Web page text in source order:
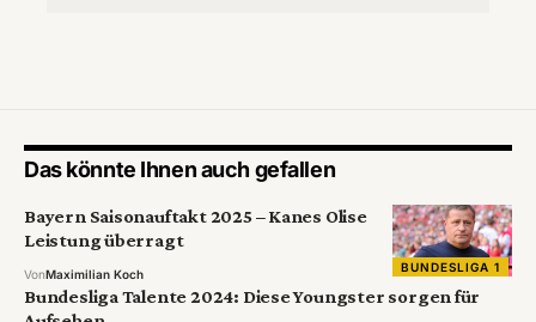
Das könnte Ihnen auch gefallen
BUNDESLIGA 1
Bayern Saisonauftakt 2025 – Kanes Olise
Leistung überragt
VonMaximilian Koch
Bundesliga Talente 2024: Diese Youngster sorgen für